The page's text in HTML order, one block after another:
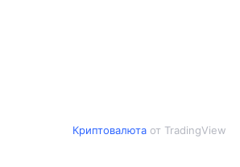
Криптовалютаот TradingView